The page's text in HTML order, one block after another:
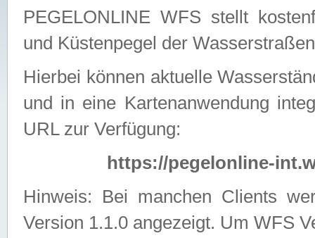
PEGELONLINE WFS stellt
und Küstenpegel der
Hierbei können aktuelle
und in eine Kartenanwendung
URL zur Verfügung:
https://pegelonline-
Hinweis: Bei manchen Clients
Version 1.1.0 angezeigt. Um WFS